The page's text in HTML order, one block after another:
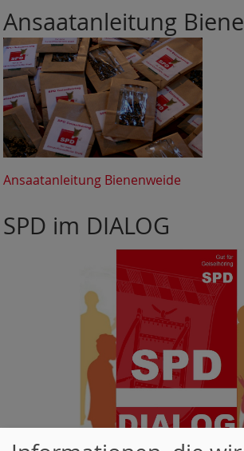
Ansaatanleitung
Ansaatanleitung Bienenweide
SPD im DIALOG